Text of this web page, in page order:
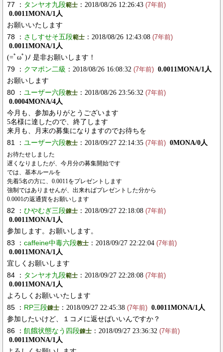
77 ： タンヤオ九段範士 ：2018/08/26 12:26:43 (7年前)
0.0011MONA/1人
お願いいたします
78 ： さしすせそ五段範士 ：2018/08/26 12:43:08 (7年前)
0.0011MONA/1人
(=ﾟωﾟ)ﾉ 是非お願いします！
79 ： クマポン二級 ：2018/08/26 16:08:32 (7年前) 0.0011MONA/1人
お願いします
80 ： ユーザー六段教士 ：2018/08/26 23:56:32 (7年前)
0.0004MONA/4人
今月も、参加ありがとうございます
5名様に達したので、終了します
来月も、月末の募集になりますのでお待ちを
81 ： ユーザー六段教士 ：2018/09/27 22:14:35 (7年前) 0MONA/0人
お待たせしました
遅くなりましたが、今月分の募集開始です
では、基本ルールを
先着5名の方に、0.0011をプレゼントします
強制ではありませんが、出来ればプレゼントした分から
0.0001の返通貨をお願いします
82 ： ひやむぎ三段錬士 ：2018/09/27 22:18:08 (7年前)
0.0011MONA/1人
参加します。お願いします。
83 ： caffeine中毒六段教士 ：2018/09/27 22:22:04 (7年前)
0.0011MONA/1人
宜しくお願いします
84 ： タンヤオ九段範士 ：2018/09/27 22:28:08 (7年前)
0.0011MONA/1人
よろしくお願いいたします
85 ： RP三段錬士 ：2018/09/27 22:45:38 (7年前) 0.0011MONA/1人
参加したいけど、１コメに返せばいいんですか？
86 ： 飢餓状態なう四段錬士 ：2018/09/27 23:36:32 (7年前)
0.0011MONA/1人